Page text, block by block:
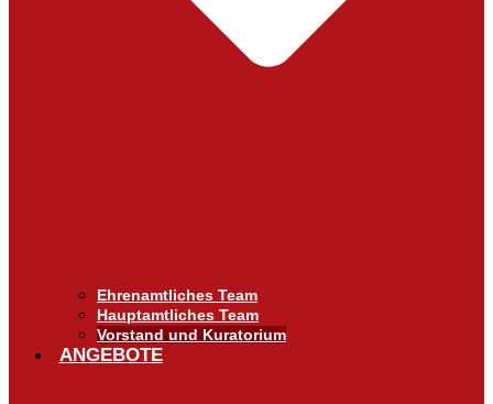
Ehrenamtliches Team
Hauptamtliches Team
Vorstand und Kuratorium
ANGEBOTE